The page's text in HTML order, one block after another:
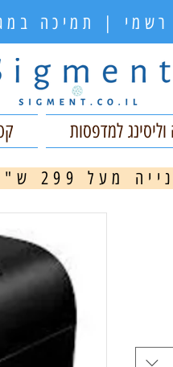
רשמי | תמיכה
למדפסות
מ משלוחים מהירים